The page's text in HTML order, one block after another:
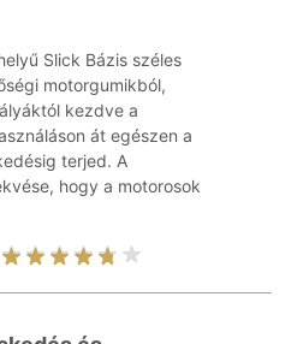
Slick Bázis széles
motorgumikból,
kezdve a
át egészen a
terjed. A
hogy a motorosok